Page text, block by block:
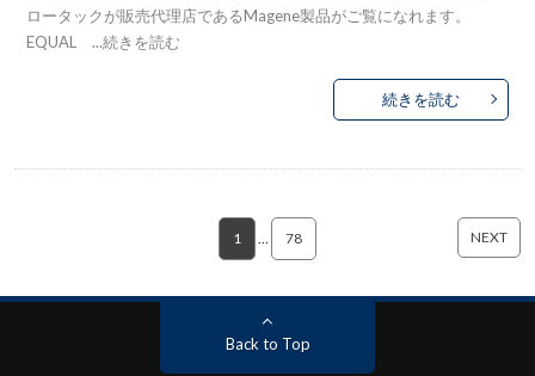
ロータックが販売代理店であるMagene製品がご覧になれます。
EQUAL ...続きを読む
続きを読む
1 78 NEXT
Back to Top